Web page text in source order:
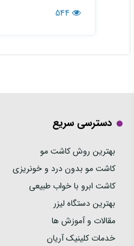
دسترسی سریع
بهترین روش کاشت مو
کاشت مو بدون درد و خونریزی
کاشت ابرو با خواب طبیعی
بهترین دستگاه لیزر
مقالات و آموزش ها
خدمات کلینیک آریان